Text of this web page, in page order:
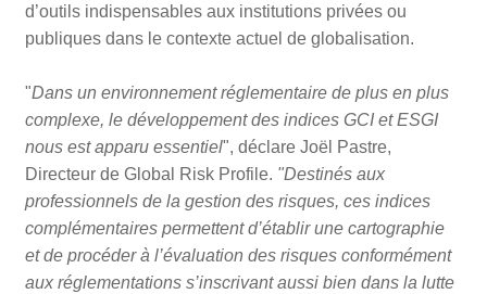
d’outils indispensables aux institutions privées ou
publiques dans le contexte actuel de globalisation.
"Dans un environnement réglementaire de plus en plus
complexe, le développement des indices GCI et ESGI
nous est apparu essentiel", déclare Joël Pastre,
Directeur de Global Risk Profile. "Destinés aux
professionnels de la gestion des risques, ces indices
complémentaires permettent d’établir une cartographie
et de procéder à l’évaluation des risques conformément
aux réglementations s’inscrivant aussi bien dans la lutte